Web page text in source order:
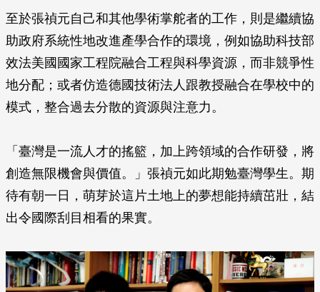
至於張禎元自己和其他學術掌舵者的工作，則是繼續協
助政府系統性地改進產學合作的環境，例如協助科技部
效法美國國家工程院融合工程與科學資源，而非競爭性
地分配；或者仿造德國技術法人跟教授融合在學校中的
模式，整合過去分散的資源與注意力。
「臺灣是一流人才的搖籃，加上跨領域的合作研發，將
創造無限機會與價值。」張禎元如此期勉臺灣學生。期
待有朝一日，萌芽於這片土地上的夢想能持續茁壯，結
出令國際刮目相看的果實。